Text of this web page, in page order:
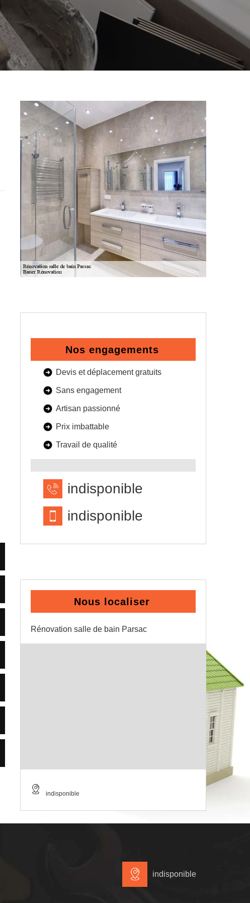
Nos engagements
Devis et déplacement gratuits
Sans engagement
Artisan passionné
Prix imbattable
Travail de qualité
indisponible
indisponible
Nous localiser
Rénovation salle de bain Parsac
indisponible
indisponible